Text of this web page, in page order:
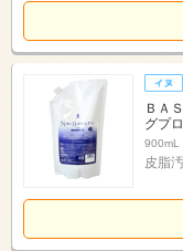
ＢＡ
グプ
900mL
皮脂